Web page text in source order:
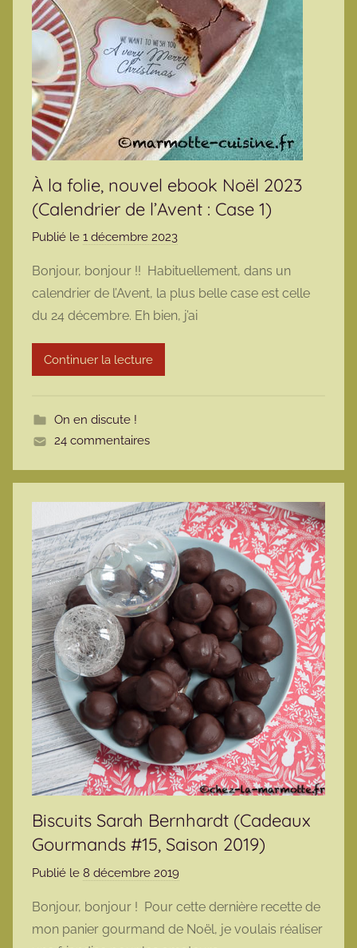
À la folie, nouvel ebook Noël 2023
(Calendrier de l’Avent : Case 1)
Publié le 1 décembre 2023
r
m
a
Bonjour, bonjour !! Habituellement, dans un
calendrier de l’Avent, la plus belle case est celle
du 24 décembre. Eh bien, j’ai
Continuer la lecture
On en discute !
24 commentaires
Biscuits Sarah Bernhardt (Cadeaux
Gourmands #15, Saison 2019)
Publié le 8 décembre 2019
r
m
Bonjour, bonjour ! Pour cette dernière recette de
mon panier gourmand de Noël, je voulais réaliser